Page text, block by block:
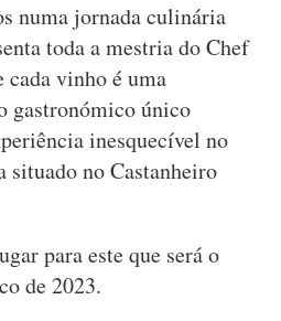
numa jornada culinária
toda a mestria do Chef
vinho é uma
gastronómico único
inesquecível no
situado no Castanheiro
para este que será o
de 2023.